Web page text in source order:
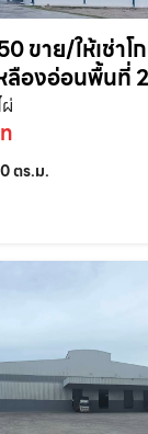
ขาย/ให้เช่าโ
ลืองอ่อนพื้นที่
มตะเฟส-10ก
ตร.ม.